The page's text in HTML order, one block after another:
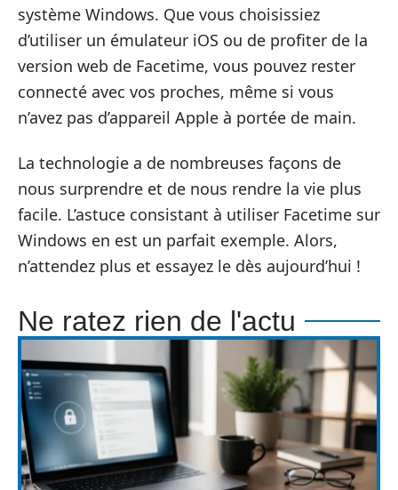
système Windows. Que vous choisissiez
d’utiliser un émulateur iOS ou de profiter de la
version web de Facetime, vous pouvez rester
connecté avec vos proches, même si vous
n’avez pas d’appareil Apple à portée de main.
La technologie a de nombreuses façons de
nous surprendre et de nous rendre la vie plus
facile. L’astuce consistant à utiliser Facetime sur
Windows en est un parfait exemple. Alors,
n’attendez plus et essayez le dès aujourd’hui !
Ne ratez rien de l'actu